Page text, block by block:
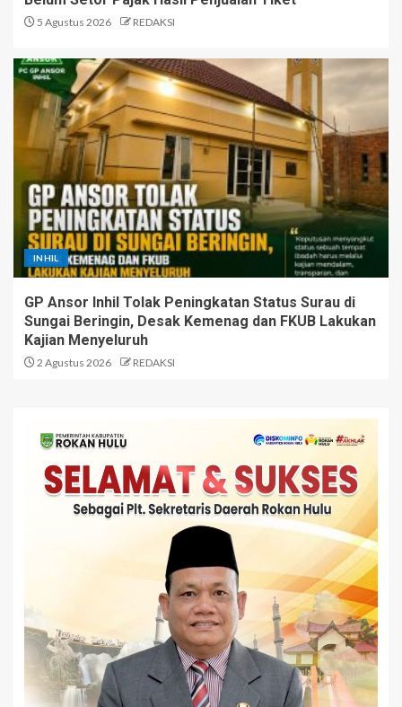
5 Agustus 2026 REDAKSI
INHIL
GP Ansor Inhil Tolak Peningkatan Status Surau di
Sungai Beringin, Desak Kemenag dan FKUB Lakukan
Kajian Menyeluruh
2 Agustus 2026 REDAKSI